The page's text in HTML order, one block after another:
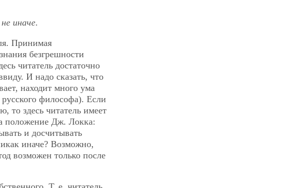
иначе.
Принимая
безгрешности
читатель достаточно
И надо сказать, что
находит много ума
русского философа). Если
то здесь читатель имеет
положение Дж. Локка:
и досчитывать
иначе? Возможно,
возможен только после